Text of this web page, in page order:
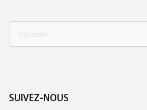
Courriel
SUIVEZ-NOUS